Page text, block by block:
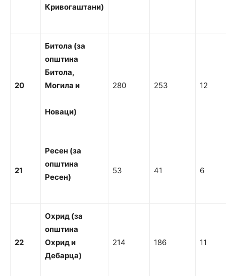
Кривогаштани)
20
Битола (за
општина
Битола,
Могила и
Новаци)
280 253 12
21
Ресен (за
општина
Ресен)
53 41 6
22
Охрид (за
општина
Охриди
Дебарца)
214 186 11